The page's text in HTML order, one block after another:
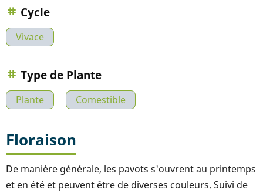
Cycle
Vivace
Type de Plante
Plante Comestible
Floraison
De manière générale, les pavots s'ouvrent au printemps
et en été et peuvent être de diverses couleurs. Suivi de